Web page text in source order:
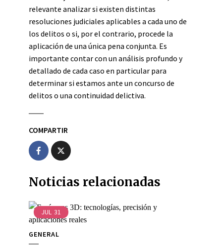
relevante analizar si existen distintas
resoluciones judiciales aplicables a cada uno de
los delitos o si, por el contrario, procede la
aplicación de una única pena conjunta. Es
importante contar con un análisis profundo y
detallado de cada caso en particular para
determinar si estamos ante un concurso de
delitos o una continuidad delictiva.
COMPARTIR
Noticias relacionadas
JUL 31
GENERAL